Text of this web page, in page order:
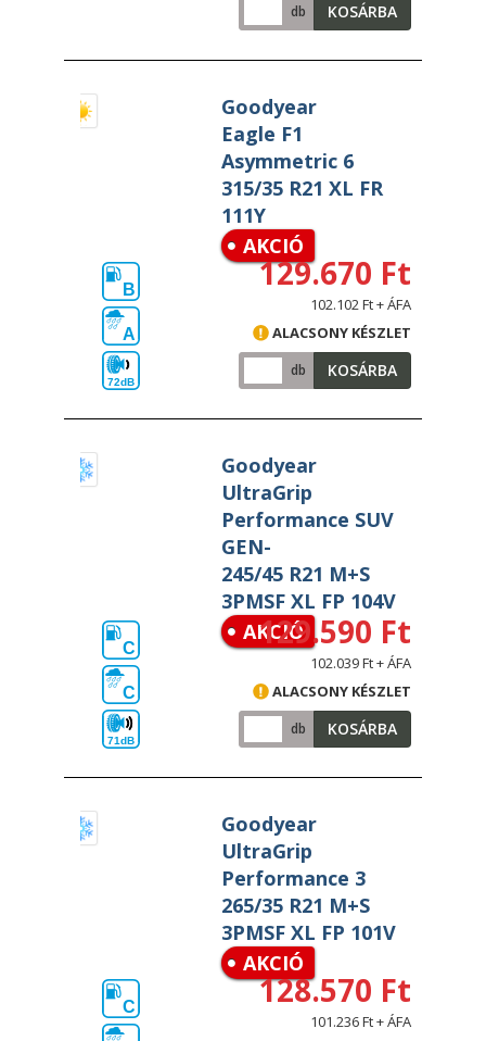
db KOSÁRBA
Goodyear
Eagle F1
Asymmetric 6
315/35 R21 XL FR
111Y
AKCIÓ
B
A
72dB
129.670 Ft
102.102 Ft + ÁFA
ALACSONY KÉSZLET
db KOSÁRBA
Goodyear
UltraGrip
Performance SUV
GEN-
245/45 R21 M+S
3PMSF XL FP 104V
AKCIÓ
C
C
71dB
129.590 Ft
102.039 Ft + ÁFA
ALACSONY KÉSZLET
db KOSÁRBA
Goodyear
UltraGrip
Performance 3
265/35 R21 M+S
3PMSF XL FP 101V
AKCIÓ
C 128.570 Ft
101.236 Ft + ÁFA